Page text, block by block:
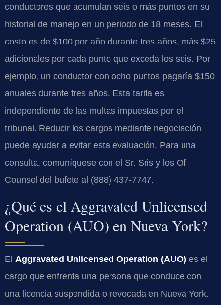
conductores que acumulan seis o más puntos en su
historial de manejo en un periodo de 18 meses. El
costo es de $100 por año durante tres años, más $25
adicionales por cada punto que exceda los seis. Por
ejemplo, un conductor con ocho puntos pagaría $150
anuales durante tres años. Esta tarifa es
independiente de las multas impuestas por el
tribunal. Reducir los cargos mediante negociación
puede ayudar a evitar esta evaluación. Para una
consulta, comuníquese con el Sr. Sris y los Of
Counsel del bufete al (888) 437-7747.
¿Qué es el Aggravated Unlicensed
Operation (AUO) en Nueva York?
El Aggravated Unlicensed Operation (AUO) es el
cargo que enfrenta una persona que conduce con
una licencia suspendida o revocada en Nueva York.